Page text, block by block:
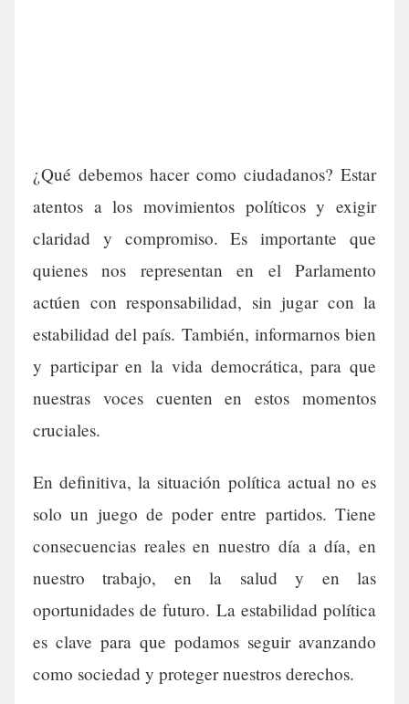
¿Qué debemos hacer como ciudadanos? Estar
atentos a los movimientos políticos y exigir
claridad y compromiso. Es importante que
quienes nos representan en el Parlamento
actúen con responsabilidad, sin jugar con la
estabilidad del país. También, informarnos bien
y participar en la vida democrática, para que
nuestras voces cuenten en estos momentos
cruciales.
En definitiva, la situación política actual no es
solo un juego de poder entre partidos. Tiene
consecuencias reales en nuestro día a día, en
nuestro trabajo, en la salud y en las
oportunidades de futuro. La estabilidad política
es clave para que podamos seguir avanzando
como sociedad y proteger nuestros derechos.